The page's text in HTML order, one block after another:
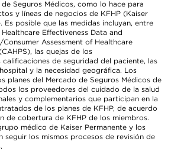
Seguros Médicos, como lo hace para
y líneas de negocios de KFHP (Kaiser
Es posible que las medidas incluyan, entre
Effectiveness Data and
Assessment of Healthcare
las quejas de los
de seguridad del paciente, las
y la necesidad geográfica. Los
planes del Mercado de Seguros Médicos de
los proveedores del cuidado de la salud
y complementarios que participan en la
de los planes de KFHP, de acuerdo
de cobertura de KFHP de los miembros.
médico de Kaiser Permanente y los
seguir los mismos procesos de revisión de